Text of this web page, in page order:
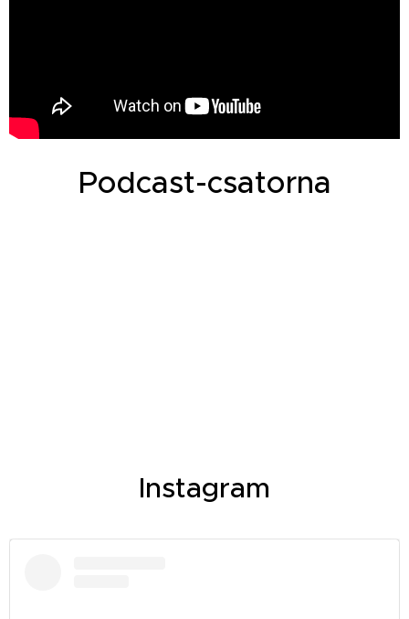
Podcast-csatorna
Instagram